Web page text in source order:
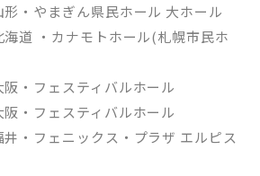
・やまぎん県民ホール 大ホール
道 ・カナモトホール(札幌市民ホ
・フェスティバルホール
・フェスティバルホール
・フェニックス・プラザ エルピス